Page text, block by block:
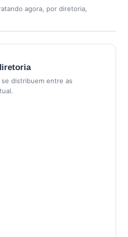
agora, por diretoria,
distribuem entre as